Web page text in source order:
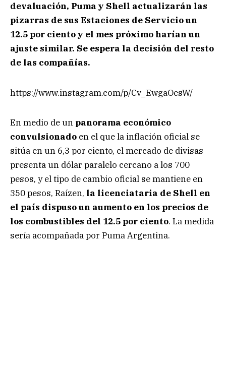
devaluación, Puma y Shell actualizarán las
pizarras de sus Estaciones de Servicio un
12.5 por ciento y el mes próximo harían un
ajuste similar. Se espera la decisión del resto
de las compañías.
https://www.instagram.com/p/Cv_EwgaOesW/
En medio de un panorama económico
convulsionado en el que la inflación oficial se
sitúa en un 6,3 por ciento, el mercado de divisas
presenta un dólar paralelo cercano a los 700
pesos, y el tipo de cambio oficial se mantiene en
350 pesos, Raízen, la licenciataria de Shell en
el país dispuso un aumento en los precios de
los combustibles del 12.5 por ciento. La medida
sería acompañada por Puma Argentina.